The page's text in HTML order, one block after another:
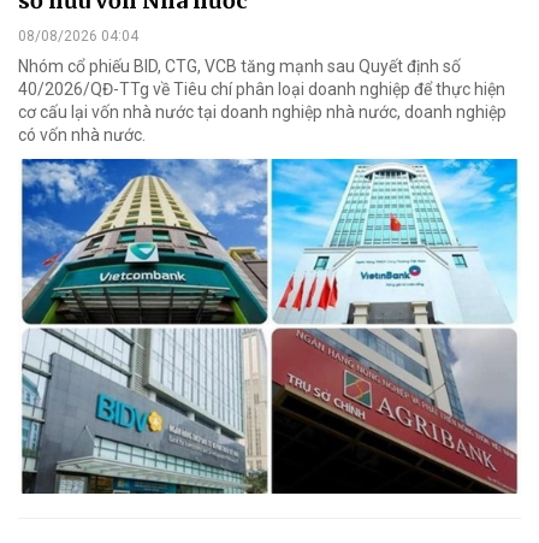
08/08/2026 04:04
Nhóm cổ phiếu BID, CTG, VCB tăng mạnh sau Quyết định số
40/2026/QĐ-TTg về Tiêu chí phân loại doanh nghiệp để thực hiện
cơ cấu lại vốn nhà nước tại doanh nghiệp nhà nước, doanh nghiệp
có vốn nhà nước.